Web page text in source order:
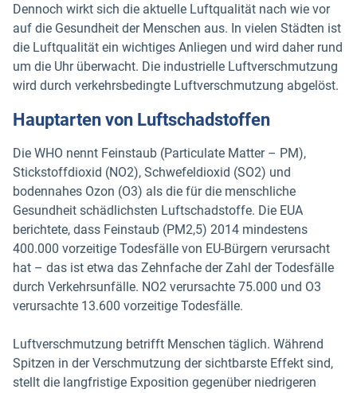
Dennoch wirkt sich die aktuelle Luftqualität nach wie vor
auf die Gesundheit der Menschen aus. In vielen Städten ist
die Luftqualität ein wichtiges Anliegen und wird daher rund
um die Uhr überwacht. Die industrielle Luftverschmutzung
wird durch verkehrsbedingte Luftverschmutzung abgelöst.
Hauptarten von Luftschadstoffen
Die WHO nennt Feinstaub (Particulate Matter – PM),
Stickstoffdioxid (NO2), Schwefeldioxid (SO2) und
bodennahes Ozon (O3) als die für die menschliche
Gesundheit schädlichsten Luftschadstoffe. Die EUA
berichtete, dass Feinstaub (PM2,5) 2014 mindestens
400.000 vorzeitige Todesfälle von EU-Bürgern verursacht
hat – das ist etwa das Zehnfache der Zahl der Todesfälle
durch Verkehrsunfälle. NO2 verursachte 75.000 und O3
verursachte 13.600 vorzeitige Todesfälle.
Luftverschmutzung betrifft Menschen täglich. Während
Spitzen in der Verschmutzung der sichtbarste Effekt sind,
stellt die langfristige Exposition gegenüber niedrigeren